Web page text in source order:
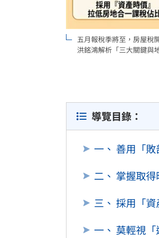
商場戰國來臨 台中「
台彩父親節推新刮刮樂
五月報稅季將至，房屋稅
洪銘鴻解析「三大關鍵與
導覽目錄：
一、 善用「
二、 掌握取
三、 採用「
一、 莫輕視